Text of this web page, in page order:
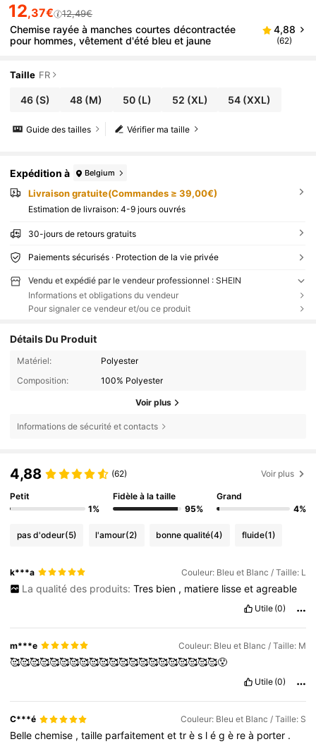
12,37€ 12,49€
Chemise rayée à manches courtes décontractée
pour hommes, vêtement d'été bleu et jaune
4,88
(62)
Taille FR
46(S) 48 (M) 50(L) 52 (XL) 54 (XXL)
Vérifier ma taille
Guide des tailles
Expédition à Belgium
Livraison gratuite(Commandes ≥ 39,00€)
Estimation de livraison: 4-9 jours ouvrés
30-jours de retours gratuits
Paiements sécurisés · Protection de la vie privée
Vendu et expédié par le vendeur professionnel : SHEIN
Informations et obligations du vendeur
Pour signaler ce vendeur et/ou ce produit
Détails Du Produit
Matériel:
Polyester
Composition:
100% Polyester
Voir plus
Informations de sécurité et contacts
4,88 (62) Voir plus
Petit
1%
Fidèle à la taille
95%
Grand
4%
pas d'odeur(5) l'amour(2) bonne qualité(4) fluide(1)
k***a Couleur: Bleu et Blanc / Taille: L
La qualité des produits: Tres bien , matiere lisse et agreable
Utile (0)
m***e Couleur: Bleu et Blanc / Taille: M
🥰🥰🥰🥰🥰🥰🥰🥰🥰🥰🥰🥰🥰🥰🥰🥰🥰🥰🥰🥰🥰😯
Utile (0)
C***é Couleur: Bleu et Blanc / Taille: S
Bellechemise ,taille parfaitementettrès légè reà porter .